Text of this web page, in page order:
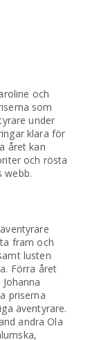
och
som
under
klara för
året kan
och rösta
webb.
fram och
lusten
Förra året
priserna
äventyrare.
andra Ola